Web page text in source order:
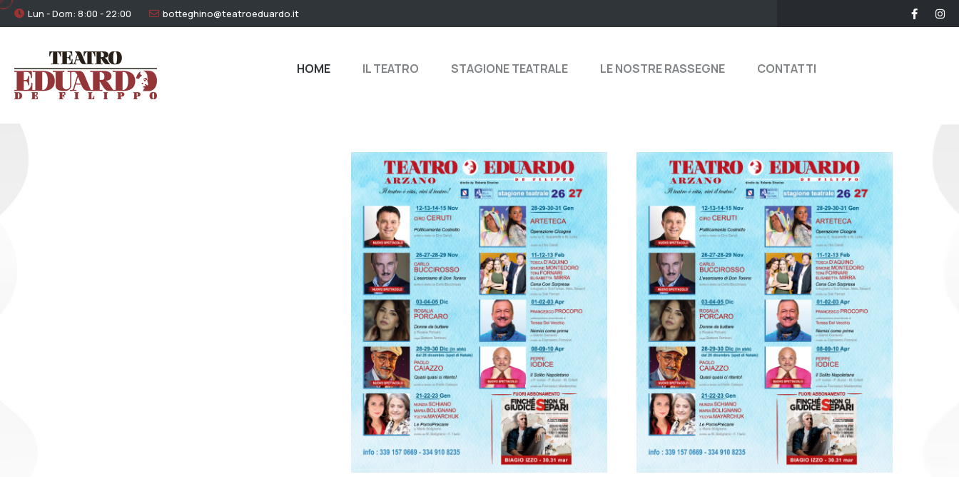
Lun - Dom: 8:00 - 22:00 botteghino@teatroeduardo.it
HOME IL TEATRO STAGIONE TEATRALE LE NOSTRE RASSEGNE CONTATTI